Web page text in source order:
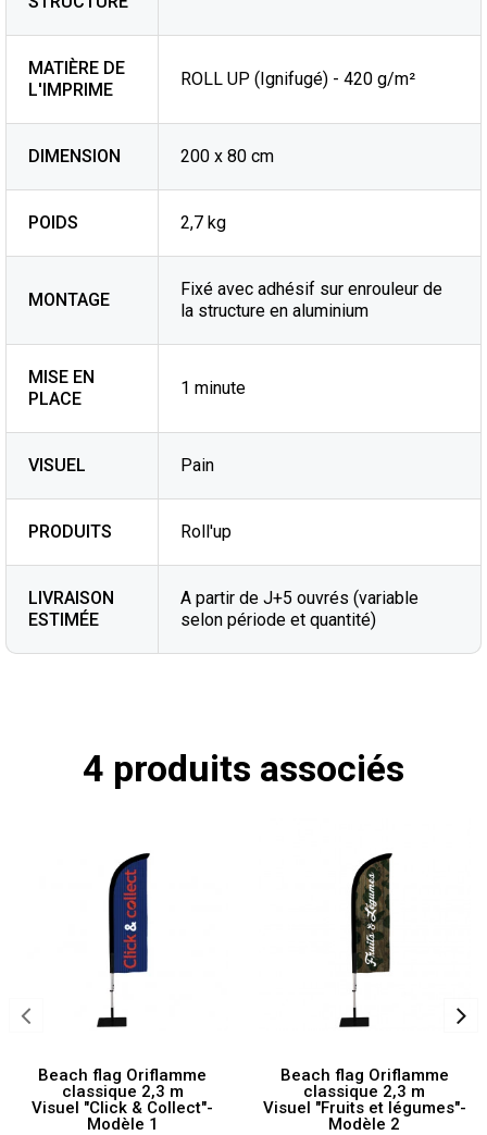
MATIÈRE DE
L'IMPRIME
ROLL UP (Ignifugé) - 420 g/m²
DIMENSION 200 x 80 cm
POIDS 2,7 kg
MONTAGE
Fixé avec adhésif sur enrouleur de
la structure en aluminium
MISE EN
PLACE
1 minute
VISUEL Pain
PRODUITS Roll'up
LIVRAISON
ESTIMÉE
A partir de J+5 ouvrés (variable
selon période et quantité)
4 produits associés
Beach flag Oriflamme
classique 2,3 m
Visuel "Click & Collect"-
Modèle 1
Beach flag Oriflamme
classique 2,3 m
Visuel "Fruits et légumes"-
Modèle 2